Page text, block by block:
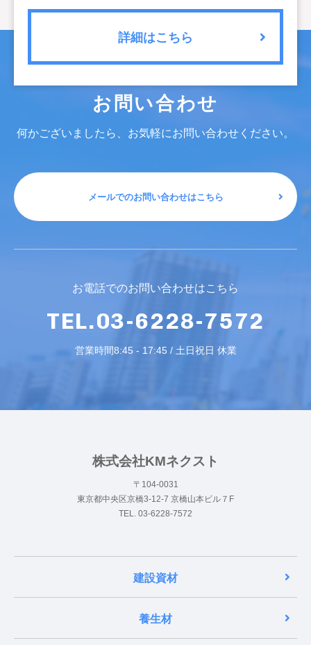
詳細はこちら
お問い合わせ
何かございましたら、お気軽にお問い合わせください。
メールでのお問い合わせはこちら
お電話でのお問い合わせはこちら
TEL.03-6228-7572
営業時間8:45 - 17:45 / 土日祝日 休業
株式会社KMネクスト
〒104-0031
東京都中央区京橋3-12-7 京橋山本ビル７F
TEL. 03-6228-7572
建設資材
養生材